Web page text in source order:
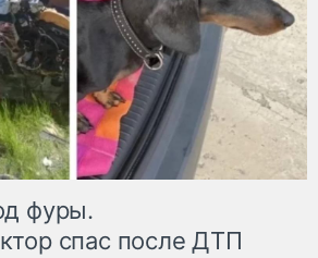
фуры.
спас после ДТП